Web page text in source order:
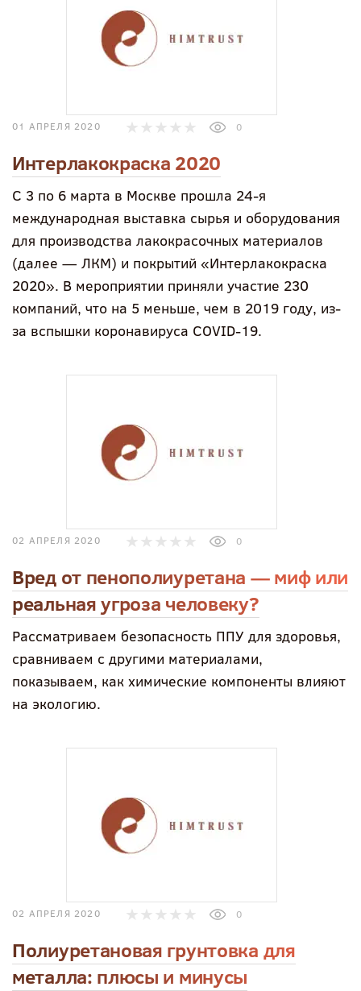
01 АПРЕЛЯ 2020 0
Интерлакокраска 2020
С 3 по 6 марта в Москве прошла 24-я
международная выставка сырья и оборудования
для производства лакокрасочных материалов
(далее — ЛКМ) и покрытий «Интерлакокраска
2020». В мероприятии приняли участие 230
компаний, что на 5 меньше, чем в 2019 году, из-
за вспышки коронавируса COVID-19.
02 АПРЕЛЯ 2020 0
Вред от пенополиуретана — миф или
реальная угроза человеку?
Рассматриваем безопасность ППУ для здоровья,
сравниваем с другими материалами,
показываем, как химические компоненты влияют
на экологию.
02 АПРЕЛЯ 2020 0
Полиуретановая грунтовка для
металла: плюсы и минусы